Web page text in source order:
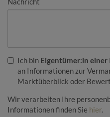
Ich bin Eigentümer:in
an Informationen zur
Marktüberblick oder
Wir verarbeiten Ihre
Informationen finden Sie hier.